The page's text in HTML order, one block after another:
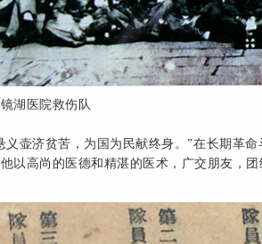
湖医院救伤队
义壶济贫苦，为国为民献终身。”在长期革
以高尚的医德和精湛的医术，广交朋友，